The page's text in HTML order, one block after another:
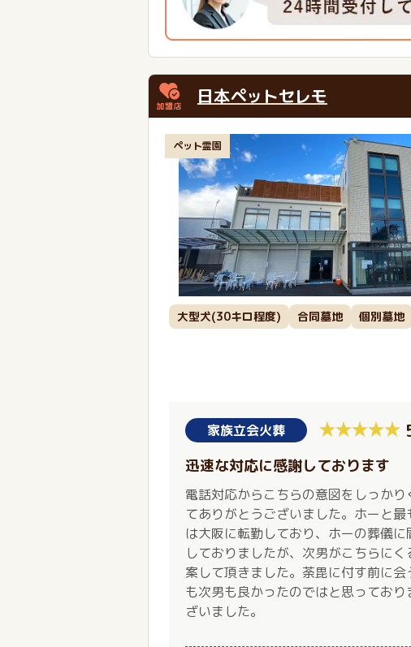
日本ペットセレモ
ペット霊園
大型犬(30キロ程度) 合同墓地 個別墓地
家族立会火葬
迅速な対応に感謝しております
電話対応からこちらの意図をしっか
てありがとうございました。ホーと
は大阪に転勤しており、ホーの葬儀
しておりましたが、次男がこちらに
案して頂きました。荼毘に付す前に
も次男も良かったのではと思ってお
ざいました。